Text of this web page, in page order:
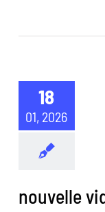
18
01, 2026
nouvelle